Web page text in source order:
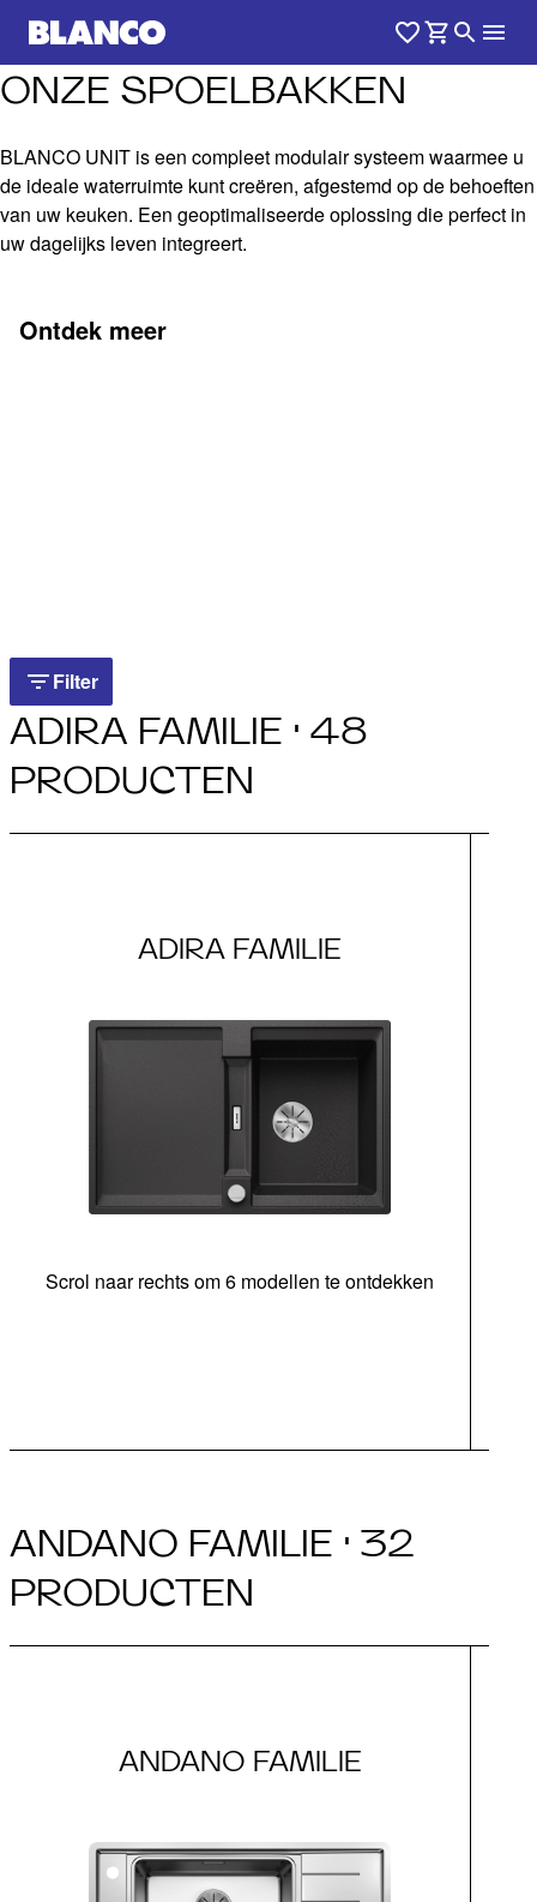
ONZE SPOELBAKKEN
BLANCO UNIT is een compleet modulair systeem waarmee u
de ideale waterruimte kunt creëren, afgestemd op de behoeften
van uw keuken. Een geoptimaliseerde oplossing die perfect in
uw dagelijks leven integreert.
Ontdek meer
Filter
Filter
ADIRA FAMILIE · 48
PRODUCTEN
ADIRA FAMILIE
Scrol naar rechts om 6 modellen te ontdekken
ANDANO FAMILIE · 32
PRODUCTEN
ANDANO FAMILIE